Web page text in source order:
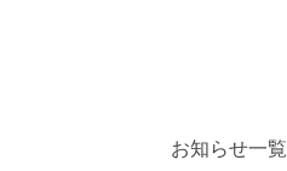
お知らせ一覧